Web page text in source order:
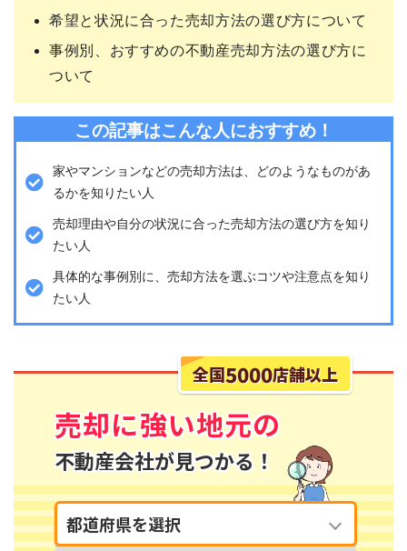
希望と状況に合った売却方法の選び方について
事例別、おすすめの不動産売却方法の選び方に
ついて
この記事はこんな人におすすめ！
家やマンションなどの売却方法は、どのようなものがあ
るかを知りたい人
売却理由や自分の状況に合った売却方法の選び方を知り
たい人
具体的な事例別に、売却方法を選ぶコツや注意点を知り
たい人